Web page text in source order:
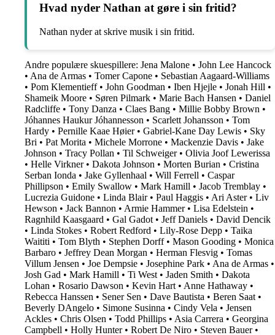
Hvad nyder Nathan at gøre i sin fritid?
Nathan nyder at skrive musik i sin fritid.
Andre populære skuespillere: Jena Malone • John Lee Hancock
• Ana de Armas • Tomer Capone • Sebastian Aagaard-Williams
• Pom Klementieff• John Goodman • Iben Hjejle • Jonah Hill •
Shameik Moore • Søren Pilmark • Marie Bach Hansen • Daniel
Radcliffe • Tony Danza • Claes Bang • Millie Bobby Brown •
Jóhannes Haukur Jóhannesson • Scarlett Johansson • Tom
Hardy • Pernille Kaae Høier• Gabriel-Kane Day Lewis • Sky
Bri • Pat Morita • Michele Morrone • Mackenzie Davis • Jake
Johnson • Tracy Pollan • Til Schweiger• Olivia Joof Lewerissa
• Helle Virkner• Dakota Johnson • Morten Burian • Cristina
Serban Ionda • Jake Gyllenhaal • Will Ferrell • Caspar
Phillipson • Emily Swallow • Mark Hamill • Jacob Tremblay •
Lucrezia Guidone • Linda Blair• Paul Haggis • Ari Aster• Liv
Hewson • Jack Bannon • Armie Hammer• Lisa Edelstein •
Ragnhild Kaasgaard • Gal Gadot • Jeff Daniels • David Dencik
• Linda Stokes • Robert Redford • Lily-Rose Depp • Taika
Waititi • Tom Blyth • Stephen Dorff• Mason Gooding • Monica
Barbaro • Jeffrey Dean Morgan • Herman Flesvig • Tomas
Villum Jensen • Joe Dempsie • Josephine Park • Ana de Armas •
Josh Gad • Mark Hamill • Ti West • Jaden Smith • Dakota
Lohan • Rosario Dawson • Kevin Hart • Anne Hathaway •
Rebecca Hanssen • Sener Sen • Dave Bautista • Beren Saat •
Beverly DAngelo • Simone Susinna • Cindy Vela • Jensen
Ackles • Chris Olsen • Todd Phillips • Asia Carrera • Georgina
Campbell • Holly Hunter• Robert De Niro • Steven Bauer•